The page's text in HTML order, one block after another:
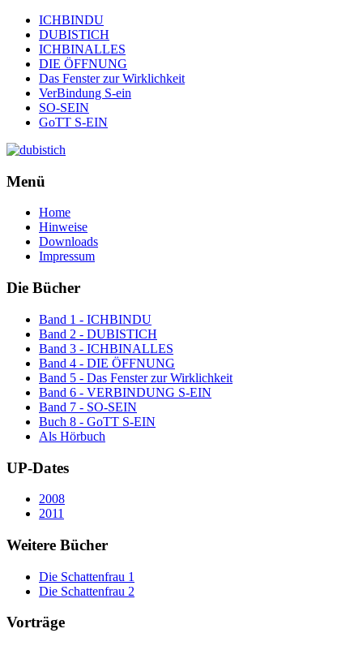
ICHBINDU
DUBISTICH
ICHBINALLES
DIE ÖFFNUNG
Das Fenster zur Wirklichkeit
VerBindung S-ein
SO-SEIN
GoTT S-EIN
Menü
Home
Hinweise
Downloads
Impressum
Die Bücher
Band 1 - ICHBINDU
Band 2 - DUBISTICH
Band 3 - ICHBINALLES
Band 4 - DIE ÖFFNUNG
Band 5 - Das Fenster zur Wirklichkeit
Band 6 - VERBINDUNG S-EIN
Band 7 - SO-SEIN
Buch 8 - GoTT S-EIN
Als Hörbuch
UP-Dates
2008
2011
Weitere Bücher
Die Schattenfrau 1
Die Schattenfrau 2
Vorträge